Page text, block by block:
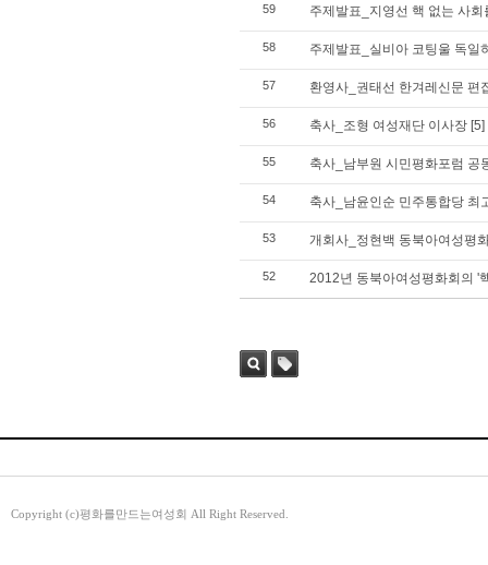
59 주제발표_지영선 핵 없는 사
58 주제발표_실비아 코팅울 독일
57 환영사_권태선 한겨레신문 편
56 축사_조형 여성재단 이사장 [5]
55 축사_남부원 시민평화포럼 공
54 축사_남윤인순 민주통합당 최
53 개회사_정현백 동북아여성평
52 2012년 동북아여성평화회의 '
Copyright (c)평화를만드는여성회 All Right Reserved.